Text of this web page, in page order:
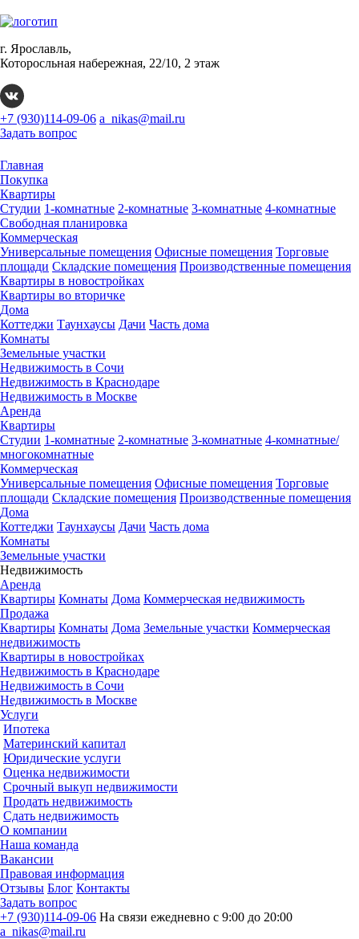
г. Ярославль,
Которосльная набережная, 22/10, 2 этаж
+7 (930)114-09-06 a_nikas@mail.ru
Задать вопрос
Главная
Покупка
Квартиры
Студии 1-комнатные 2-комнатные 3-комнатные 4-комнатные
Свободная планировка
Коммерческая
Универсальные помещения Офисные помещения Торговые
площади Складские помещения Производственные помещения
Квартиры в новостройках
Квартиры во вторичке
Дома
Коттеджи Таунхаусы Дачи Часть дома
Комнаты
Земельные участки
Недвижимость в Сочи
Недвижимость в Краснодаре
Недвижимость в Москве
Аренда
Квартиры
Студии 1-комнатные 2-комнатные 3-комнатные 4-комнатные/
многокомнатные
Коммерческая
Универсальные помещения Офисные помещения Торговые
площади Складские помещения Производственные помещения
Дома
Коттеджи Таунхаусы Дачи Часть дома
Комнаты
Земельные участки
Недвижимость
Аренда
Квартиры Комнаты Дома Коммерческая недвижимость
Продажа
Квартиры Комнаты Дома Земельные участки Коммерческая
недвижимость
Квартиры в новостройках
Недвижимость в Краснодаре
Недвижимость в Сочи
Недвижимость в Москве
Услуги
Ипотека
Материнский капитал
Юридические услуги
Оценка недвижимости
Срочный выкуп недвижимости
Продать недвижимость
Сдать недвижимость
О компании
Наша команда
Вакансии
Правовая информация
Отзывы Блог Контакты
Задать вопрос
+7 (930)114-09-06 На связи ежедневно с 9:00 до 20:00
a_nikas@mail.ru